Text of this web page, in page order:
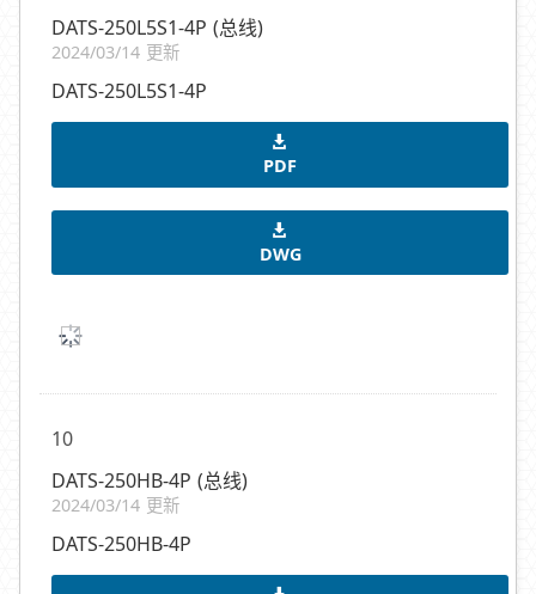
DATS-250L5S1-4P (总线)
2024/03/14 更新
DATS-250L5S1-4P
PDF
DWG
10
DATS-250HB-4P (总线)
2024/03/14 更新
DATS-250HB-4P